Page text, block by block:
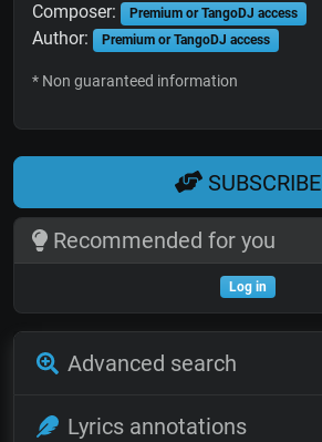
Composer: Premium or TangoDJ access
Author: Premium or TangoDJ access
* Non guaranteed information
SUBSCRIBE
Recommended for you
Log in
Advanced search
Lyrics annotations